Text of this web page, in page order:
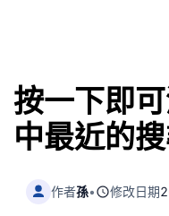
按一下即
中最近的
作者孫• 修改日期